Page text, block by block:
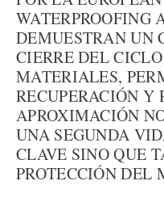
WATERPROOFING
DEMUESTRAN UN
CIERRE DEL
MATERIALES,
RECUPERACIÓN Y
APROXIMACIÓN
UNA SEGUNDA
CLAVE SINO QUE
PROTECCIÓN DEL